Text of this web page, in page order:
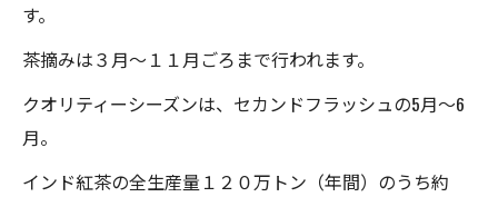
す。
茶摘みは３月〜１１月ごろまで行われます。
クオリティーシーズンは、セカンドフラッシュの5月〜6
月。
インド紅茶の全生産量１２０万トン（年間）のうち約